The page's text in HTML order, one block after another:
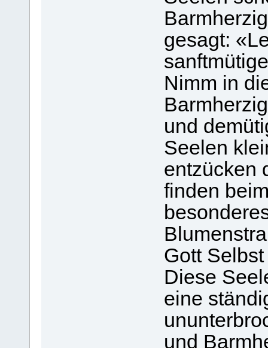
gesagt:
Nimm in
und
Seelen
entzücken
finden
Gott
Diese
eine
und